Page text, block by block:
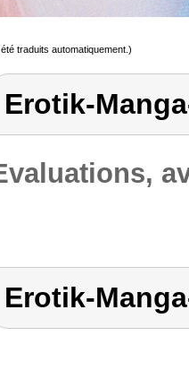
traduits automatiquement.)
Erotik-
Erotik-